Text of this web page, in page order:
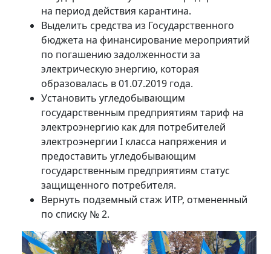
на период действия карантина.
Выделить средства из Государственного
бюджета на финансирование мероприятий
по погашению задолженности за
электрическую энергию, которая
образовалась в 01.07.2019 года.
Установить угледобывающим
государственным предприятиям тариф на
электроэнергию как для потребителей
электроэнергии I класса напряжения и
предоставить угледобывающим
государственным предприятиям статус
защищенного потребителя.
Вернуть подземный стаж ИТР, отмененный
по списку № 2.